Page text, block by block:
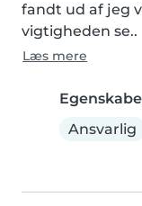
fandt ud af jeg
vigtigheden se..
Læs mere
Ansvarlig